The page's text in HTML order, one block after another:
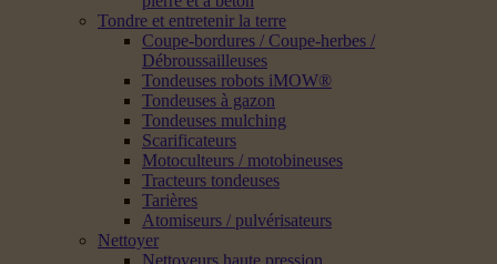
Tondre et entretenir la terre
Coupe-bordures / Coupe-herbes /
Débroussailleuses
Tondeuses robots iMOW®
Tondeuses à gazon
Tondeuses mulching
Scarificateurs
Motoculteurs / motobineuses
Tracteurs tondeuses
Tarières
Atomiseurs / pulvérisateurs
Nettoyer
Nettoyeurs haute pression